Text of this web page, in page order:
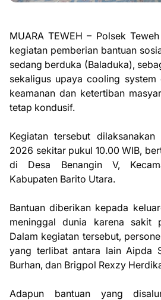
MUARA TEWEH – Polsek
kegiatan pemberian bantuan
sedang berduka (Baladuka),
sekaligus upaya cooling system
keamanan dan ketertiban
tetap kondusif.
Kegiatan tersebut
2026 sekitar pukul 10.00 WIB,
di Desa Benangin V,
Kabupaten Barito Utara.
Bantuan diberikan kepada
meninggal dunia karena sakit
Dalam kegiatan tersebut,
yang terlibat antara lain Aipda
Burhan, dan Brigpol Rexzy
Adapun bantuan yang